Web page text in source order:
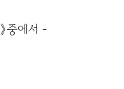
중에서 -